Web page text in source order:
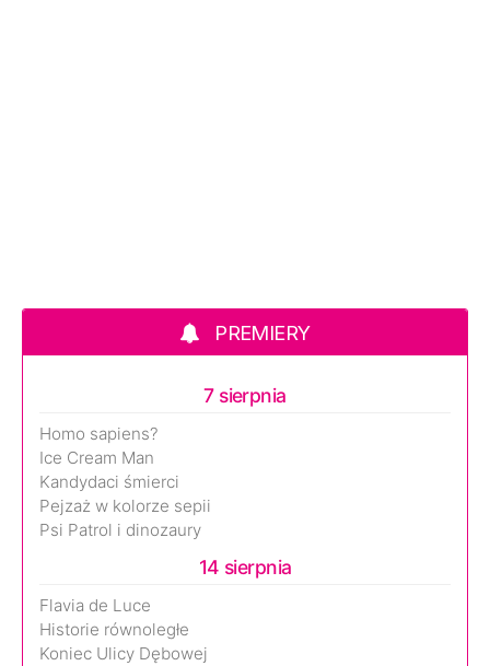
PREMIERY
7 sierpnia
Homo sapiens?
Ice Cream Man
Kandydaci śmierci
Pejzaż w kolorze sepii
Psi Patrol i dinozaury
14 sierpnia
Flavia de Luce
Historie równoległe
Koniec Ulicy Dębowej